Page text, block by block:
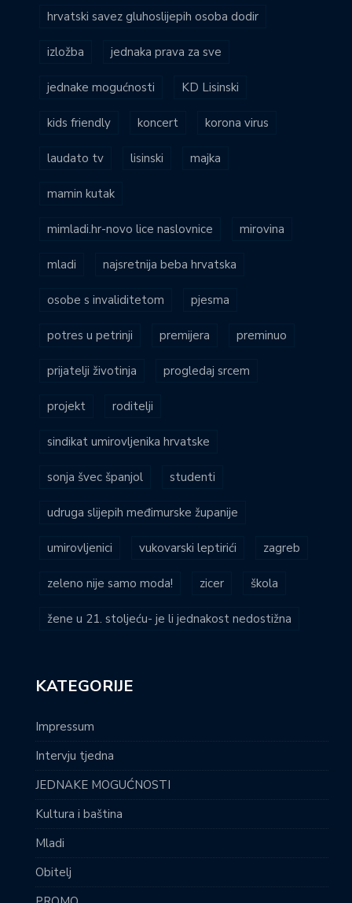
hrvatski savez gluhoslijepih osoba dodir
izložba jednaka prava za sve
jednake mogućnosti KD Lisinski
kids friendly koncert korona virus
laudato tv lisinski majka
mamin kutak
mimladi.hr-novo lice naslovnice mirovina
mladi najsretnija beba hrvatska
osobe s invaliditetom pjesma
potres u petrinji premijera preminuo
prijatelji životinja progledaj srcem
projekt roditelji
sindikat umirovljenika hrvatske
sonja švec španjol studenti
udruga slijepih međimurske županije
umirovljenici vukovarski leptirići zagreb
zeleno nije samo moda! zicer škola
žene u 21. stoljeću- je li jednakost nedostižna
KATEGORIJE
Impressum
Intervju tjedna
JEDNAKE MOGUĆNOSTI
Kultura i baština
Mladi
Obitelj